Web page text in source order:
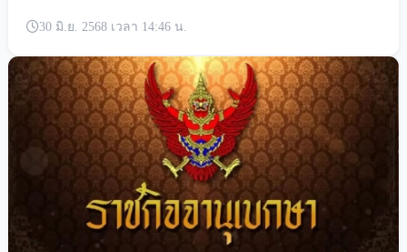
30 มิ.ย. 2568 เวลา 14:46 น.